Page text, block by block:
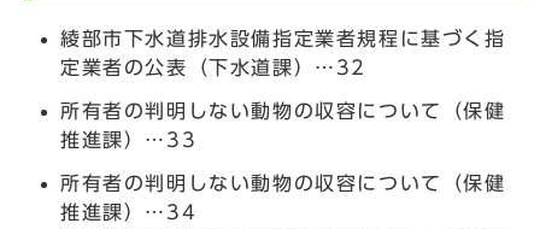
綾部市下水道排水設備指定業者規程に基づく指
定業者の公表（下水道課）…32
所有者の判明しない動物の収容について（保健
推進課）…33
所有者の判明しない動物の収容について（保健
推進課）…34